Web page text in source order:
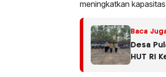
meningkatkan
Baca
Desa
HUT RI